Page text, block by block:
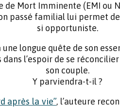
de Mort Imminente (EMI ou
passé familial lui permet
si opportuniste.
longue quête de son
l’espoir de se
son couple.
Y parviendra-t-il ?
après la vie”, l’auteure